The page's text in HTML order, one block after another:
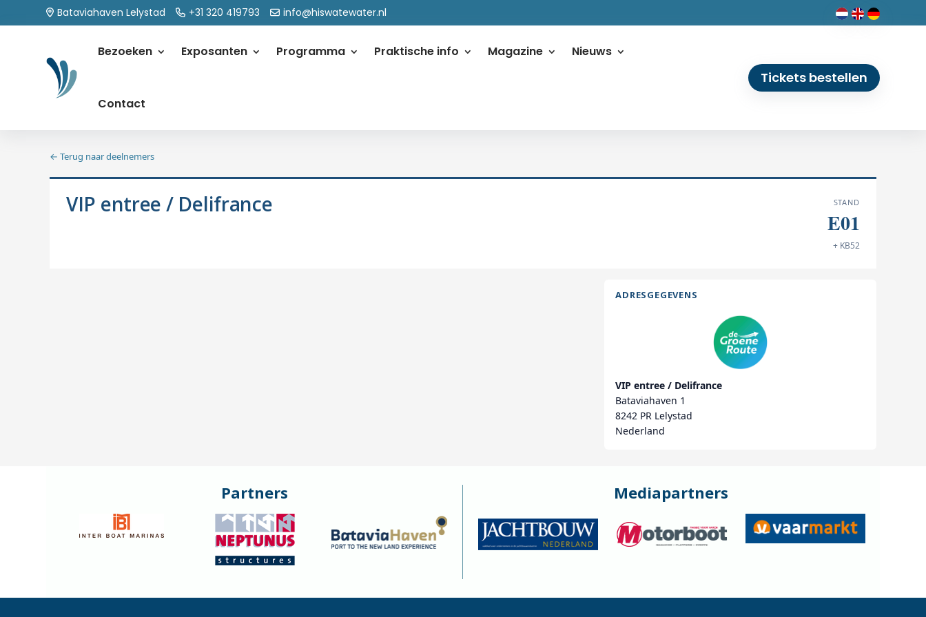
Bataviahaven Lelystad +31 320 419793 info@hiswatewater.nl
Bezoeken Exposanten Programma Praktische info Magazine Nieuws
Contact
Tickets bestellen
← Terug naar deelnemers
VIP entree / Delifrance STAND
E01
+ KB52
ADRESGEGEVENS
VIP entree / Delifrance
Bataviahaven 1
8242 PR Lelystad
Nederland
Partners Mediapartners